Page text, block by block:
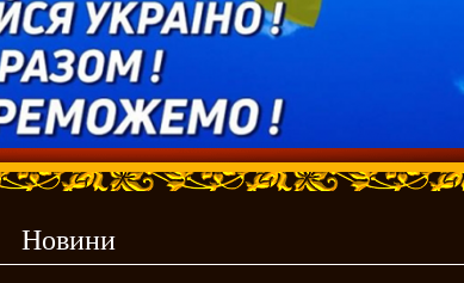
Новини